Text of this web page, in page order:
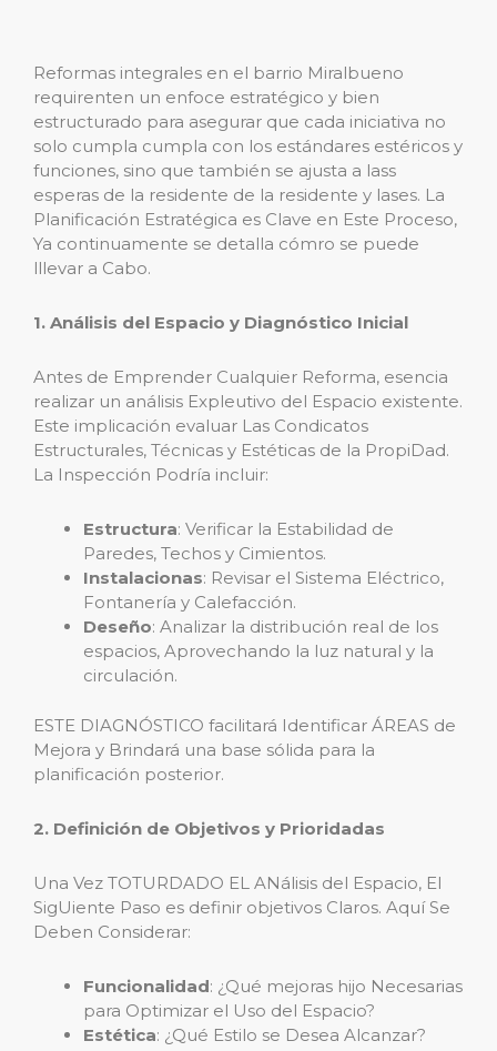
Reformas integrales en el barrio Miralbueno
requirenten un enfoce estratégico y bien
estructurado para asegurar que cada iniciativa no
solo cumpla cumpla con los estándares estéricos y
funciones, sino que también se ajusta a lass
esperas de la residente de la residente y lases. La
Planificación Estratégica es Clave en Este Proceso,
Ya continuamente se detalla cómro se puede
lllevar a Cabo.
1. Análisis del Espacio y Diagnóstico Inicial
Antes de Emprender Cualquier Reforma, esencia
realizar un análisis Expleutivo del Espacio existente.
Este implicación evaluar Las Condicatos
Estructurales, Técnicas y Estéticas de la PropiDad.
La Inspección Podría incluir:
Estructura: Verificar la Estabilidad de
Paredes, Techos y Cimientos.
Instalacionas: Revisar el Sistema Eléctrico,
Fontanería y Calefacción.
Deseño: Analizar la distribución real de los
espacios, Aprovechando la luz natural y la
circulación.
ESTE DIAGNÓSTICO facilitará Identificar ÁREAS de
Mejora y Brindará una base sólida para la
planificación posterior.
2. Definición de Objetivos y Prioridadas
Una Vez TOTURDADO EL ANálisis del Espacio, El
SigUiente Paso es definir objetivos Claros. Aquí Se
Deben Considerar:
Funcionalidad: ¿Qué mejoras hijo Necesarias
para Optimizar el Uso del Espacio?
Estética: ¿Qué Estilo se Desea Alcanzar?